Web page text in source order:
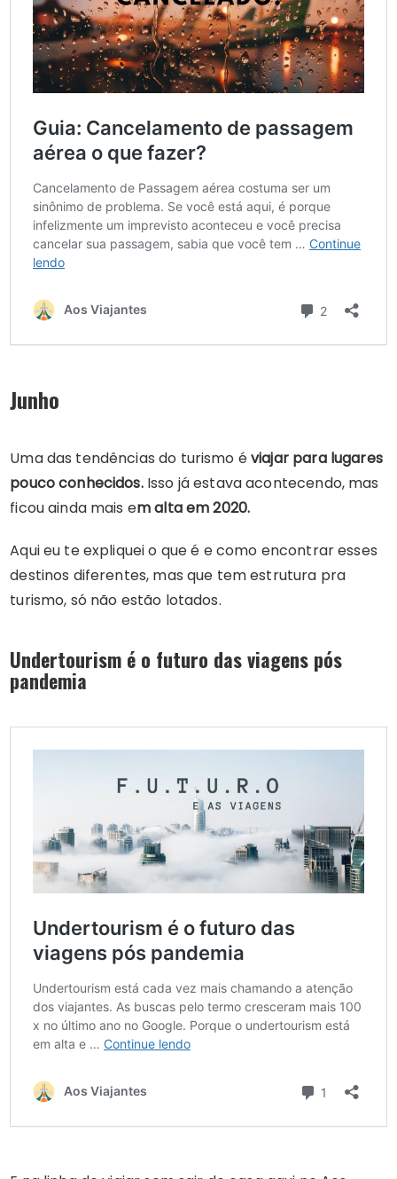
Junho
Uma das tendências do turismo éviajar para lugares
pouco conhecidos.Isso já estava acontecendo, mas
ficou ainda mais em alta em 2020.
Aqui eu te expliquei o que é e como encontrar esses
destinos diferentes, mas que tem estrutura pra
turismo, só não estão lotados.
Undertourism é o futuro das viagens pós
pandemia